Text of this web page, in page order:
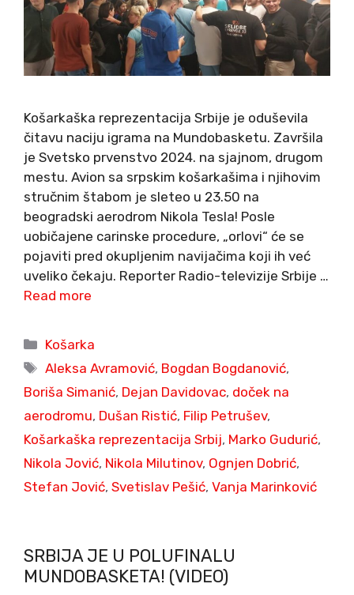
Košarkaška reprezentacija Srbije je oduševila
čitavu naciju igrama na Mundobasketu. Završila
je Svetsko prvenstvo 2024. na sjajnom, drugom
mestu. Avion sa srpskim košarkašima i njihovim
stručnim štabom je sleteo u 23.50 na
beogradski aerodrom Nikola Tesla! Posle
uobičajene carinske procedure, „orlovi“ će se
pojaviti pred okupljenim navijačima koji ih već
uveliko čekaju. Reporter Radio-televizije Srbije …
Read more
Categories
Košarka
Tags
Aleksa Avramović, Bogdan Bogdanović,
Boriša Simanić, Dejan Davidovac, doček na
aerodromu, Dušan Ristić, Filip Petrušev,
Košarkaška reprezentacija Srbij, Marko Gudurić,
Nikola Jović, Nikola Milutinov, Ognjen Dobrić,
Stefan Jović, Svetislav Pešić, Vanja Marinković
SRBIJA JE U POLUFINALU
MUNDOBASKETA! (VIDEO)